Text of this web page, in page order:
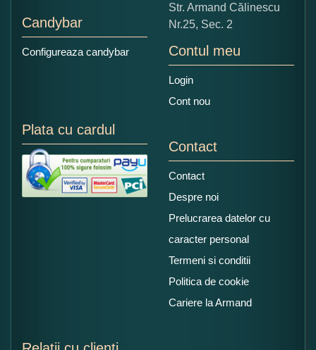
Candybar
Configureaza candybar
Str. Armand Călinescu
Nr.25, Sec. 2
Contul meu
Login
Cont nou
Plata cu cardul
Contact
Contact
Despre noi
Prelucrarea datelor cu
caracter personal
Termeni si conditii
Politica de cookie
Cariere la Armand